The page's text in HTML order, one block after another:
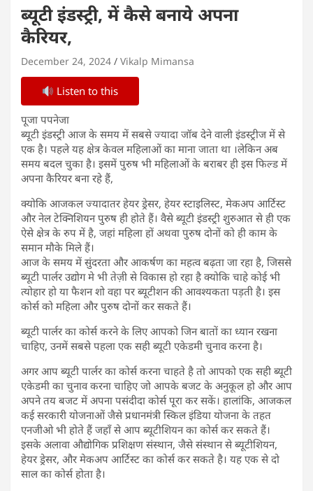
ब्यूटी इंडस्ट्री, में कैसे बनाये अपना
कैरियर,
December 24, 2024 Vikalp Mimansa
Listen to this
पूजा पपनेजा
ब्यूटी इंडस्ट्री आज के समय में सबसे ज्यादा जॉब देने वाली इंडस्ट्रीज में से
एक है। पहले यह क्षेत्र केवल महिलाओं का माना जाता था ।लेकिन अब
समय बदल चुका है। इसमें पुरुष भी महिलाओं के बराबर ही इस फिल्ड में
अपना कैरियर बना रहे हैं,
क्योकि आजकल ज्यादातर हेयर ड्रेसर, हेयर स्टाइलिस्ट, मेकअप आर्टिस्ट
और नेल टेक्निशियन पुरुष ही होते हैं। वैसे ब्यूटी इंडस्ट्री शुरुआत से ही एक
ऐसे क्षेत्र के रुप में है, जहां महिला हों अथवा पुरुष दोनों को ही काम के
समान मौके मिले हैं।
आज के समय में सुंदरता और आकर्षण का महत्व बढ़ता जा रहा है, जिससे
ब्यूटी पार्लर उद्योग मे भी तेज़ी से विकास हो रहा है क्योकि चाहे कोई भी
त्योहार हो या फैशन शो वहा पर ब्यूटीशन की आवश्यकता पड़ती है। इस
कोर्स को महिला और पुरुष दोनों कर सकते हैं।
ब्यूटी पार्लर का कोर्स करने के लिए आपको जिन बातों का ध्यान रखना
चाहिए, उनमें सबसे पहला एक सही ब्यूटी एकेडमी चुनाव करना है।
अगर आप ब्यूटी पार्लर का कोर्स करना चाहते है तो आपको एक सही ब्यूटी
एकेडमी का चुनाव करना चाहिए जो आपके बजट के अनुकूल हो और आप
अपने तय बजट में अपना पसंदीदा कोर्स पूरा कर सकें। हालांकि, आजकल
कई सरकारी योजनाओं जैसे प्रधानमंत्री स्किल इंडिया योजना के तहत
एनजीओ भी होते हैं जहाँ से आप ब्यूटीशियन का कोर्स कर सकते हैं।
इसके अलावा औद्योगिक प्रशिक्षण संस्थान, जैसे संस्थान से ब्यूटीशियन,
हेयर ड्रेसर, और मेकअप आर्टिस्ट का कोर्स कर सकते है। यह एक से दो
साल का कोर्स होता है।